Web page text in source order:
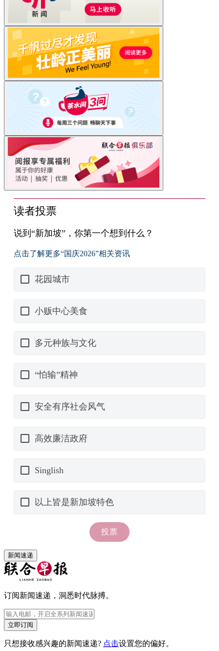
新闻速递
订阅新闻速递，洞悉时代脉搏。
立即订阅
只想接收感兴趣的新闻速递? 点击设置您的偏好。